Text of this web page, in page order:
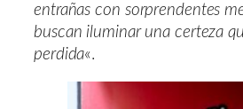
entrañas con sorprendentes
buscan iluminar una certeza
perdida«.